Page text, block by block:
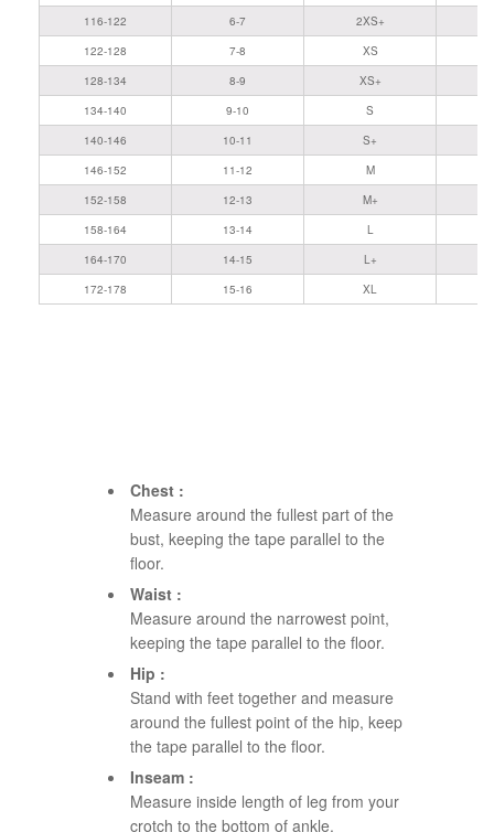
116-122
6-7
2XS+
122-128
7-8
XS
128-134
8-9
XS+
134-140
9-10
S
140-146
10-11
S+
146-152
11-12
M
152-158
12-13
M+
158-164
13-14
L
164-170
14-15
L+
172-178
15-16 XL
Chest :
Measure around the fullest part of the
bust, keeping the tape parallel to the
floor.
Waist :
Measure around the narrowest point,
keeping the tape parallel to the floor.
Hip :
Stand with feet together and measure
around the fullest point of the hip, keep
the tape parallel to the floor.
Inseam :
Measure inside length of leg from your
crotch to the bottom of ankle.